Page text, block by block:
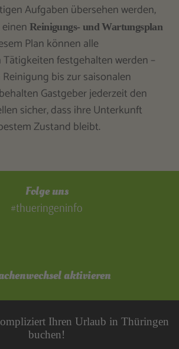
Aufgaben übersehen werden,
Reinigungs- und Wartungsplan
Plan können alle
festgehalten werden –
bis zur saisonalen
Gastgeber jederzeit den
sicher, dass ihre Unterkunft
Zustand bleibt.
Folge uns
#thueringeninfo
aktivieren
Ihren Urlaub in Thüringen
buchen!